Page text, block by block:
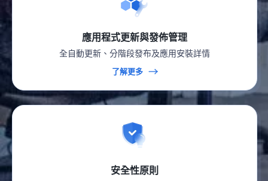
應用程式更新與發佈管理
全自動更新、分階段發布及應用安裝詳情
了解更多
安全性原則